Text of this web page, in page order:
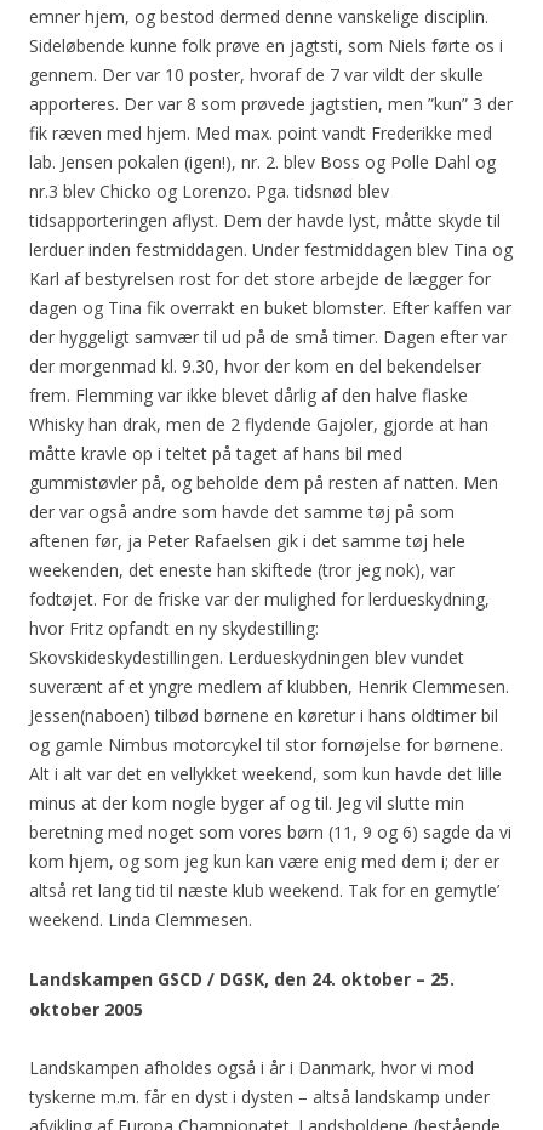
emner hjem, og bestod dermed denne vanskelige disciplin.
Sideløbende kunne folk prøve en jagtsti, som Niels førte os i
gennem. Der var 10 poster, hvoraf de 7 var vildt der skulle
apporteres. Der var 8 som prøvede jagtstien, men ”kun” 3 der
fik ræven med hjem. Med max. point vandt Frederikke med
lab. Jensen pokalen (igen!), nr. 2. blev Boss og Polle Dahl og
nr.3 blev Chicko og Lorenzo. Pga. tidsnød blev
tidsapporteringen aflyst. Dem der havde lyst, måtte skyde til
lerduer inden festmiddagen. Under festmiddagen blev Tina og
Karl af bestyrelsen rost for det store arbejde de lægger for
dagen og Tina fik overrakt en buket blomster. Efter kaffen var
der hyggeligt samvær til ud på de små timer. Dagen efter var
der morgenmad kl. 9.30, hvor der kom en del bekendelser
frem. Flemming var ikke blevet dårlig af den halve flaske
Whisky han drak, men de 2 flydende Gajoler, gjorde at han
måtte kravle op i teltet på taget af hans bil med
gummistøvler på, og beholde dem på resten af natten. Men
der var også andre som havde det samme tøj på som
aftenen før, ja Peter Rafaelsen gik i det samme tøj hele
weekenden, det eneste han skiftede (tror jeg nok), var
fodtøjet. For de friske var der mulighed for lerdueskydning,
hvor Fritz opfandt en ny skydestilling:
Skovskideskydestillingen. Lerdueskydningen blev vundet
suverænt af et yngre medlem af klubben, Henrik Clemmesen.
Jessen(naboen) tilbød børnene en køretur i hans oldtimer bil
og gamle Nimbus motorcykel til stor fornøjelse for børnene.
Alt i alt var det en vellykket weekend, som kun havde det lille
minus at der kom nogle byger af og til. Jeg vil slutte min
beretning med noget som vores børn (11, 9 og 6) sagde da vi
kom hjem, og som jeg kun kan være enig med dem i; der er
altså ret lang tid til næste klub weekend. Tak for en gemytle’
weekend. Linda Clemmesen.
Landskampen GSCD / DGSK, den 24. oktober – 25.
oktober 2005
Landskampen afholdes også i år i Danmark, hvor vi mod
tyskerne m.m. får en dyst i dysten – altså landskamp under